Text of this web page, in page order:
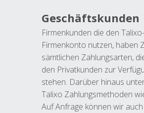
Geschäftskunden
Firmenkunden die den Talixo-
Firmenkonto nutzen, haben
sämtlichen Zahlungsarten,
den Privatkunden zur
stehen. Darüber hinaus
Talixo Zahlungsmethoden
Auf Anfrage können wir auch